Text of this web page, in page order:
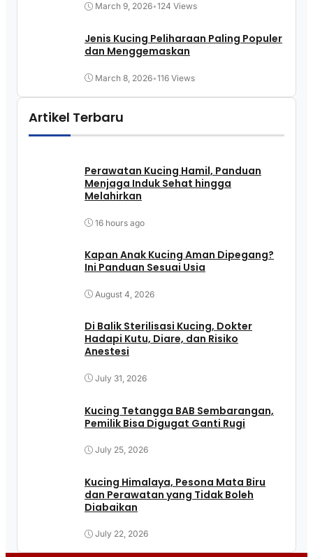
March 9, 2026•124 Views
Jenis Kucing Peliharaan Paling Populer
dan Menggemaskan
March 8, 2026•116 Views
Artikel Terbaru
Perawatan Kucing Hamil, Panduan
Menjaga Induk Sehat hingga
Melahirkan
16 hours ago
Kapan Anak Kucing Aman Dipegang?
Ini Panduan Sesuai Usia
August 4, 2026
Di Balik Sterilisasi Kucing, Dokter
Hadapi Kutu, Diare, dan Risiko
Anestesi
July 31, 2026
Kucing Tetangga BAB Sembarangan,
Pemilik Bisa Digugat Ganti Rugi
July 25, 2026
Kucing Himalaya, Pesona Mata Biru
dan Perawatan yang Tidak Boleh
Diabaikan
July 22, 2026